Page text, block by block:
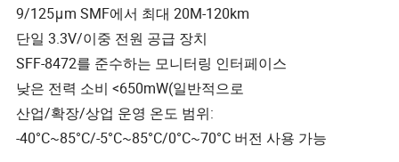
9/125μm SMF에서 최대 20M-120km
단일 3.3V/이중 전원 공급 장치
SFF-8472를 준수하는 모니터링 인터페이스
낮은 전력 소비 <650mW(일반적으로
산업/확장/상업 운영 온도 범위:
-40°C~85°C/-5°C~85°C/0°C~70°C 버전 사용 가능